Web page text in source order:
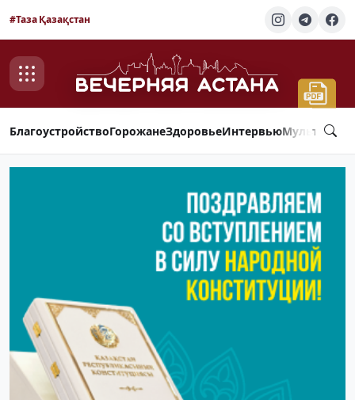
#Таза Қазақстан
БлагоустройствоГорожанеЗдоровьеИнтервью